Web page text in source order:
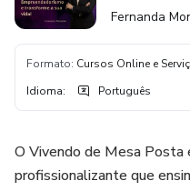
Fernanda
Formato: Cursos Online e
Idioma: Português
O Vivendo de Mesa
profissionalizante que